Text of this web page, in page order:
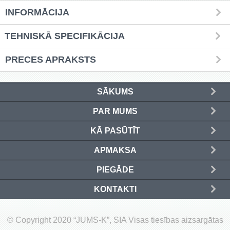
INFORMĀCIJA
TEHNISKĀ SPECIFIKĀCIJA
PRECES APRAKSTS
SĀKUMS
PAR MUMS
KĀ PASŪTĪT
APMAKSA
PIEGĀDE
KONTAKTI
© Copyright 2020 “JUMS-K”, SIA Visas tiesības aizsargātas
Griešanas diski un zāģa asmeņi
(50)
Hidrauliskās preses (20)
Hidrauliskie instrumenti (40)
Instrumentu komplekti (554)
Kompresori (157)
Krāsošanas instrumenti (133)